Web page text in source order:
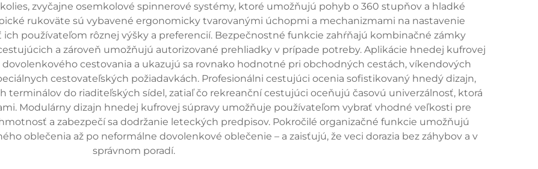
zvyčajne osemkolové spinnerové systémy, ktoré umožňujú pohyb o 360 stupňov a hladké
rukoväte sú vybavené ergonomicky tvarovanými úchopmi a mechanizmami na nastavenie
používateľom rôznej výšky a preferencií. Bezpečnostné funkcie zahŕňajú kombinačné zámky
a zároveň umožňujú autorizované prehliadky v prípade potreby. Aplikácie hnedej kufrovej
dovolenkového cestovania a ukazujú sa rovnako hodnotné pri obchodných cestách, víkendových
cestovateľských požiadavkách. Profesionálni cestujúci ocenia sofistikovaný hnedý dizajn,
terminálov do riaditeľských sídel, zatiaľ čo rekreanční cestujúci oceňujú časovú univerzálnosť, ktorá
Modulárny dizajn hnedej kufrovej súpravy umožňuje používateľom vybrať vhodné veľkosti pre
a zabezpečí sa dodržanie leteckých predpisov. Pokročilé organizačné funkcie umožňujú
oblečenia až po neformálne dovolenkové oblečenie – a zaisťujú, že veci dorazia bez záhybov a v
správnom poradí.